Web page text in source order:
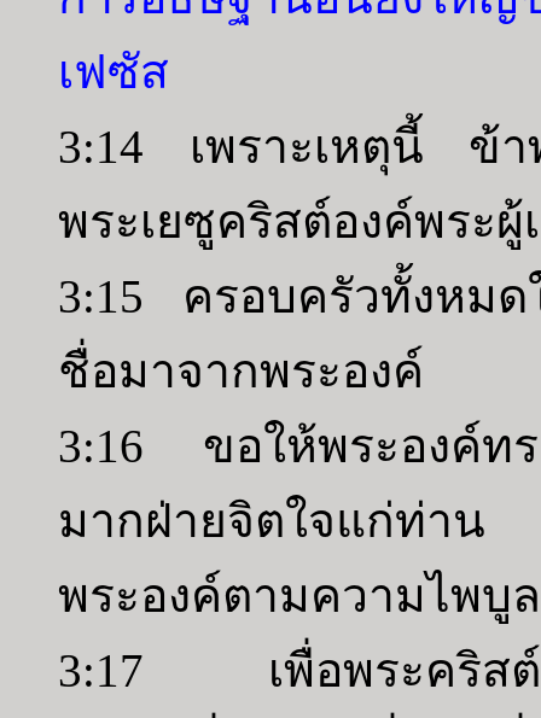
เฟซัส
3:14 เพราะเหตุนี้ ข้า
พระเยซูคริสต์องค์พระผู้
3:15 ครอบครัวทั้งหมด
ชื่อมาจากพระองค์
3:16 ขอให้พระองค์ทร
มากฝ่ายจิตใจแก่ท่า
พระองค์ตามความไพบู
3:17 เพื่อพระคริสต์จ